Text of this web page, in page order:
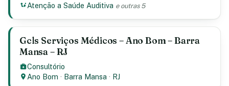
Atenção a Saúde Auditiva e outras 5
Gcls Serviços Médicos – Ano Bom – Barra
Mansa – RJ
Consultório
Ano Bom · Barra Mansa · RJ